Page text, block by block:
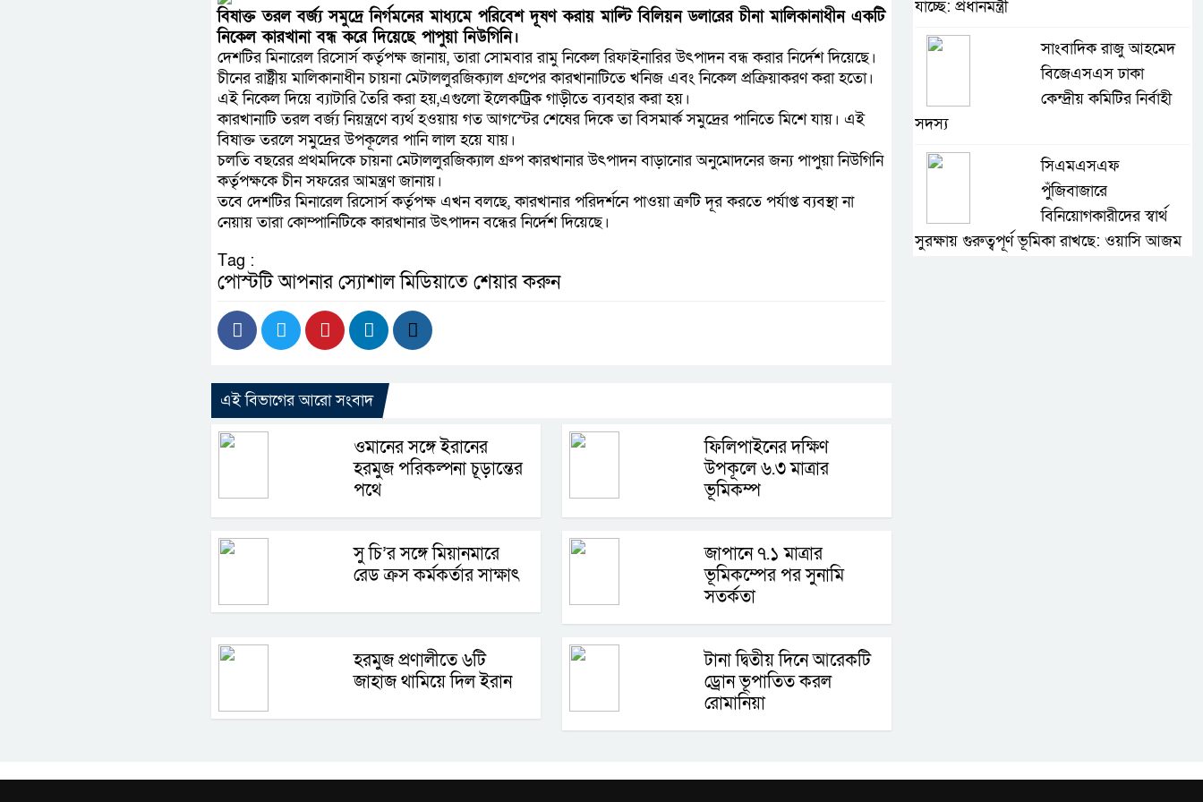
বিষাক্ত তরল বর্জ্য সমুদ্রে নির্গমনের মাধ্যমে পরিবেশ দূষণ করায় মাল্টি বিলিয়ন ডলারের চীনা মালিকানাধীন একটি
নিকেল কারখানা বন্ধ করে দিয়েছে পাপুয়া নিউগিনি।
দেশটির মিনারেল রিসোর্স কর্তৃপক্ষ জানায়, তারা সোমবার রামু নিকেল রিফাইনারির উৎপাদন বন্ধ করার নির্দেশ দিয়েছে।
চীনের রাষ্ট্রীয় মালিকানাধীন চায়না মেটাললুরজিক্যাল গ্রুপের কারখানাটিতে খনিজ এবং নিকেল প্রক্রিয়াকরণ করা হতো।
এই নিকেল দিয়ে ব্যাটারি তৈরি করা হয়,এগুলো ইলেকট্রিক গাড়ীতে ব্যবহার করা হয়।
কারখানাটি তরল বর্জ্য নিয়ন্ত্রণে ব্যর্থ হওয়ায় গত আগস্টের শেষের দিকে তা বিসমার্ক সমুদ্রের পানিতে মিশে যায়। এই
বিষাক্ত তরলে সমুদ্রের উপকূলের পানি লাল হয়ে যায়।
চলতি বছরের প্রথমদিকে চায়না মেটাললুরজিক্যাল গ্রুপ কারখানার উৎপাদন বাড়ানোর অনুমোদনের জন্য পাপুয়া নিউগিনি
কর্তৃপক্ষকে চীন সফরের আমন্ত্রণ জানায়।
তবে দেশটির মিনারেল রিসোর্স কর্তৃপক্ষ এখন বলছে, কারখানার পরিদর্শনে পাওয়া ত্রুটি দূর করতে পর্যাপ্ত ব্যবস্থা না
নেয়ায় তারা কোম্পানিটিকে কারখানার উৎপাদন বন্ধের নির্দেশ দিয়েছে।
Tag :
পোস্টটি আপনার স্যোশাল মিডিয়াতে শেয়ার করুন
এই বিভাগের আরো সংবাদ
ওমানের সঙ্গে ইরানের
হরমুজ পরিকল্পনা চূড়ান্তের
পথে
ফিলিপাইনের দক্ষিণ
উপকূলে ৬.৩ মাত্রার
ভূমিকম্প
সু চি’র সঙ্গে মিয়ানমারে
রেড ক্রস কর্মকর্তার সাক্ষাৎ
জাপানে ৭.১ মাত্রার
ভূমিকম্পের পর সুনামি
সতর্কতা
হরমুজ প্রণালীতে ৬টি
জাহাজ থামিয়ে দিল ইরান
টানা দ্বিতীয় দিনে আরেকটি
ড্রোন ভূপাতিত করল
রোমানিয়া
যাচ্ছে: প্রধানমন্ত্রী
সাংবাদিক রাজু আহমেদ
বিজেএসএস ঢাকা
কেন্দ্রীয় কমিটির নির্বাহী
সদস্য
সিএমএসএফ
পুঁজিবাজারে
বিনিয়োগকারীদের স্বার্থ
সুরক্ষায় গুরুত্বপূর্ণ ভূমিকা রাখছে: ওয়াসি আজম
উপলক্ষে আলোচনা সভা ও দোয়া মাহফিল সম্পন্ন